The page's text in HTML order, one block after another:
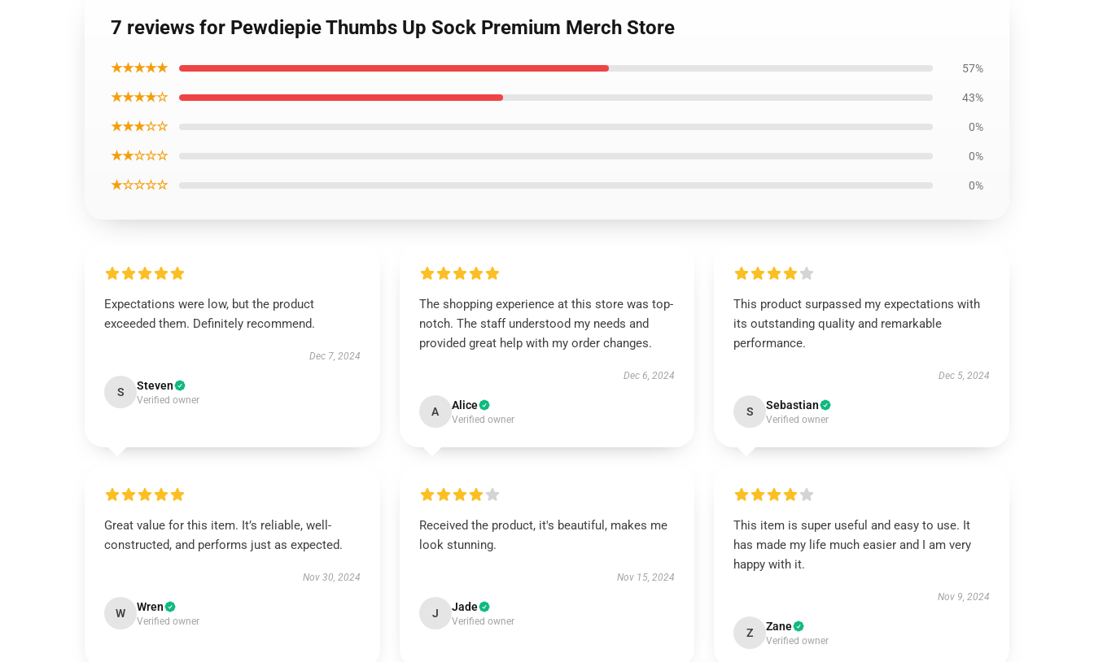
7 reviews for Pewdiepie Thumbs Up Sock Premium Merch Store
★★★★★ 57%
★★★★☆ 43%
★★★☆☆ 0%
★★☆☆☆ 0%
★☆☆☆☆ 0%
Expectations were low, but the product
exceeded them. Definitely recommend.
Dec 7, 2024
S Steven
Verified owner
The shopping experience at this store was top-
notch. The staff understood my needs and
provided great help with my order changes.
Dec 6, 2024
A Alice
Verified owner
This product surpassed my expectations with
its outstanding quality and remarkable
performance.
Dec 5, 2024
S Sebastian
Verified owner
Great value for this item. It’s reliable, well-
constructed, and performs just as expected.
Nov 30, 2024
W Wren
Verified owner
Received the product, it's beautiful, makes me
look stunning.
Nov 15, 2024
J Jade
Verified owner
This item is super useful and easy to use. It
has made my life much easier and I am very
happy with it.
Nov 9, 2024
Z Zane
Verified owner